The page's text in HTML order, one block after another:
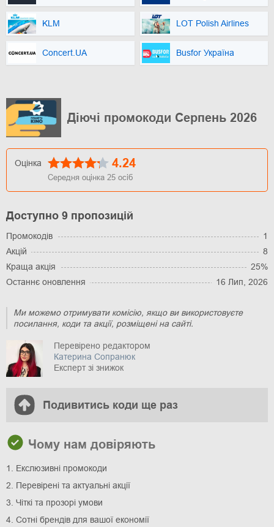
KLM LOT Polish Airlines
Concert.UA Busfor Україна
Діючі промокоди Серпень 2026
Оцінка 4.24
Середня оцінка 25 осіб
Доступно 9 пропозицій
Промокодів
1
Акцій
8
Краща акція
25%
Останнє оновлення
16 Лип, 2026
Ми можемо отримувати комісію, якщо ви використовуєте
посилання, коди та акції, розміщені на сайті.
Перевірено редактором
Катерина Сопранюк
Експерт зі знижок
Подивитись коди ще раз
Чому нам довіряють
1. Екслюзивні промокоди
2. Перевірені та актуальні акції
3. Чіткі та прозорі умови
4. Сотні брендів для вашої економії